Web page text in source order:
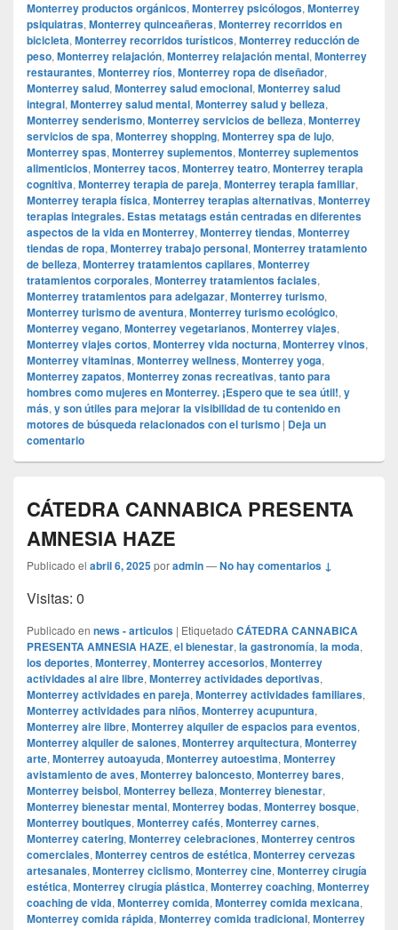
Monterrey productos orgánicos, Monterrey psicólogos, Monterrey
psiquiatras, Monterrey quinceañeras, Monterrey recorridos en
bicicleta, Monterrey recorridos turísticos, Monterrey reducción de
peso, Monterrey relajación, Monterrey relajación mental, Monterrey
restaurantes, Monterrey ríos, Monterrey ropa de diseñador,
Monterrey salud, Monterrey salud emocional, Monterrey salud
integral, Monterrey salud mental, Monterrey salud y belleza,
Monterrey senderismo, Monterrey servicios de belleza, Monterrey
servicios de spa, Monterrey shopping, Monterrey spa de lujo,
Monterrey spas, Monterrey suplementos, Monterrey suplementos
alimenticios, Monterrey tacos, Monterrey teatro, Monterrey terapia
cognitiva, Monterrey terapia de pareja, Monterrey terapia familiar,
Monterrey terapia física, Monterrey terapias alternativas, Monterrey
terapias integrales. Estas metatags están centradas en diferentes
aspectos de la vida en Monterrey, Monterrey tiendas, Monterrey
tiendas de ropa, Monterrey trabajo personal, Monterrey tratamiento
de belleza, Monterrey tratamientos capilares, Monterrey
tratamientos corporales, Monterrey tratamientos faciales,
Monterrey tratamientos para adelgazar, Monterrey turismo,
Monterrey turismo de aventura, Monterrey turismo ecológico,
Monterrey vegano, Monterrey vegetarianos, Monterrey viajes,
Monterrey viajes cortos, Monterrey vida nocturna, Monterrey vinos,
Monterrey vitaminas, Monterrey wellness, Monterrey yoga,
Monterrey zapatos, Monterrey zonas recreativas, tanto para
hombres como mujeres en Monterrey. ¡Espero que te sea útil!, y
más, y son útiles para mejorar la visibilidad de tu contenido en
motores de búsqueda relacionados con el turismo | Deja un
comentario
CÁTEDRA CANNABICA PRESENTA
AMNESIA HAZE
Publicado el abril 6, 2025poradmin—No hay comentarios ↓
Visitas: 0
Publicado en news - articulos | Etiquetado CÁTEDRA CANNABICA
PRESENTA AMNESIA HAZE, el bienestar, la gastronomía, la moda,
los deportes, Monterrey, Monterrey accesorios, Monterrey
actividades al aire libre, Monterrey actividades deportivas,
Monterrey actividades en pareja, Monterrey actividades familiares,
Monterrey actividades para niños, Monterrey acupuntura,
Monterrey aire libre, Monterrey alquiler de espacios para eventos,
Monterrey alquiler de salones, Monterrey arquitectura, Monterrey
arte, Monterrey autoayuda, Monterrey autoestima, Monterrey
avistamiento de aves, Monterrey baloncesto, Monterrey bares,
Monterrey beisbol, Monterrey belleza, Monterrey bienestar,
Monterrey bienestar mental, Monterrey bodas, Monterrey bosque,
Monterrey boutiques, Monterrey cafés, Monterrey carnes,
Monterrey catering, Monterrey celebraciones, Monterrey centros
comerciales, Monterrey centros de estética, Monterrey cervezas
artesanales, Monterrey ciclismo, Monterrey cine, Monterrey cirugía
estética, Monterrey cirugía plástica, Monterrey coaching, Monterrey
coaching de vida, Monterrey comida, Monterrey comida mexicana,
Monterrey comida rápida, Monterrey comida tradicional, Monterrey